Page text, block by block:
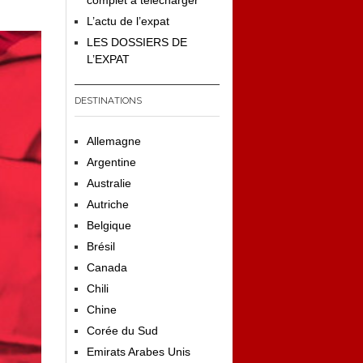
L’actu de l’expat
LES DOSSIERS DE
L’EXPAT
DESTINATIONS
Allemagne
Argentine
Australie
Autriche
Belgique
Brésil
Canada
Chili
Chine
Corée du Sud
Emirats Arabes Unis